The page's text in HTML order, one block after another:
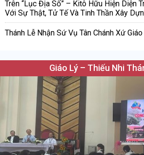
Trên “Lục Địa Số” – Kitô Hữu Hiện Diện
Với Sự Thật, Tử Tế Và Tinh Thần Xây
Thánh Lễ Nhận Sứ Vụ Tân Chánh Xứ
Giáo Lý – Thiếu Nhi